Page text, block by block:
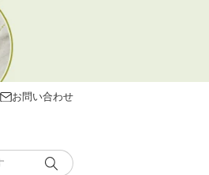
お問い合わせ